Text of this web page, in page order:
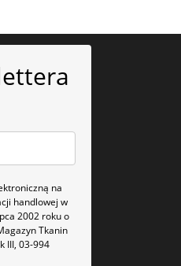
na
handlowej w
2002 roku o
Tkanin
III, 03-994